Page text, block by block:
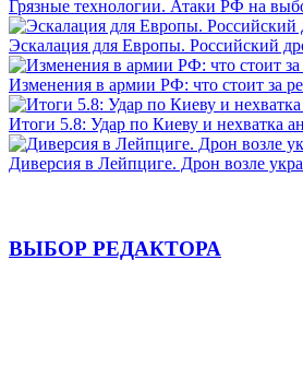
Грязные технологии. Атаки РФ на
Эскалация для Европы. Российский
Изменения в армии РФ: что стоит за
Итоги 5.8: Удар по Киеву и нехватка
Диверсия в Лейпциге. Дрон возле
ВЫБОР РЕДАКТОРА